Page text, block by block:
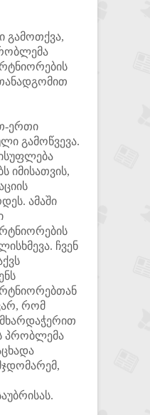
გამოთქვა,
ერთი
გამოწვევა.
იმისათვის,
ამაში
ჩვენ
რომ
პრობლემა